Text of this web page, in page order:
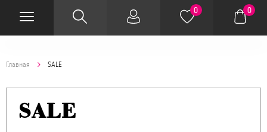
0 0
Главная SALE
SALE